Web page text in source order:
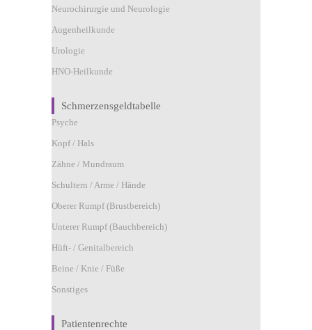
Neurochirurgie und Neurologie
Augenheilkunde
Urologie
HNO-Heilkunde
Schmerzensgeldtabelle
Psyche
Kopf / Hals
Zähne / Mundraum
Schultern / Arme / Hände
Oberer Rumpf (Brustbereich)
Unterer Rumpf (Bauchbereich)
Hüft- / Genitalbereich
Beine / Knie / Füße
Sonstiges
Patientenrechte